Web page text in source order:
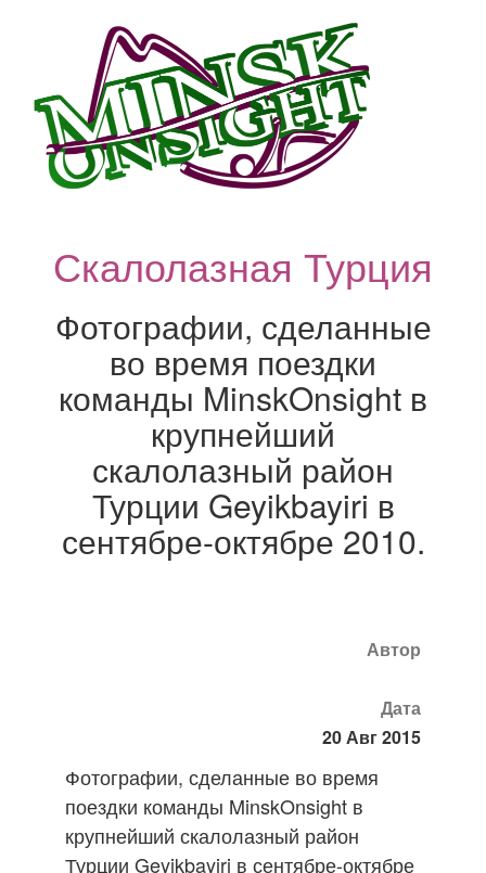
Скалолазная Турция
Фотографии, сделанные
во время поездки
команды MinskOnsight в
крупнейший
скалолазный район
Турции Geyikbayiri в
сентябре-октябре 2010.
Автор
Дата
20 Авг 2015
Фотографии, сделанные во время
поездки команды MinskOnsight в
крупнейший скалолазный район
Турции Geyikbayiri в сентябре-октябре